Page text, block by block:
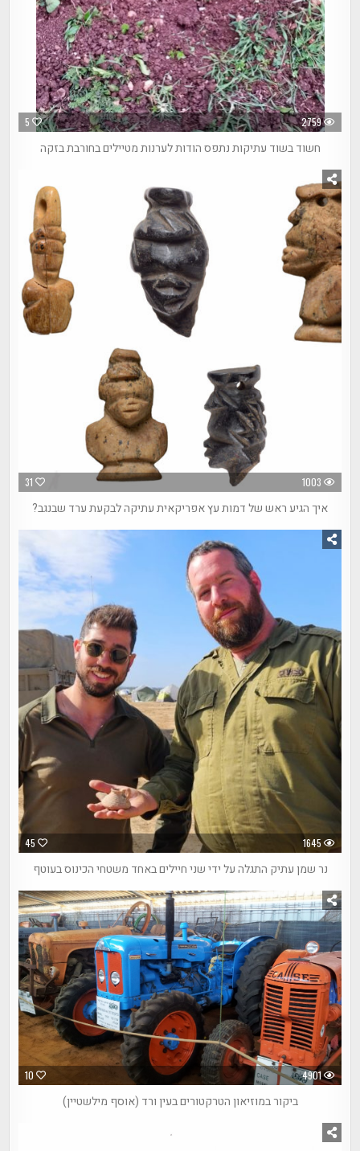
5 2759
חשוד בשוד עתיקות נתפס הודות לערנות מטיילים בחורבת בזקה
31 1003
איך הגיע ראש של דמות עץ אפריקאית עתיקה לבקעת ערד שבנגב?
45 1645
נר שמן עתיק התגלה על ידי שני חיילים באחד משטחי הכינוס בעוטף
10 4901
ביקור במוזיאון הטרקטורים בעין ורד (אוסף מילשטיין)